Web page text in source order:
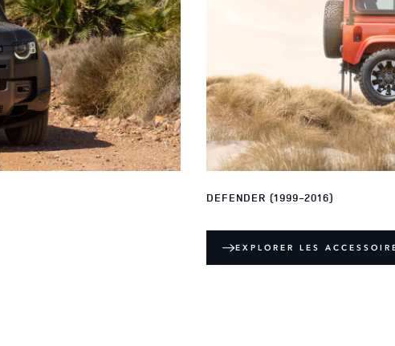
DEFENDER (1999-2016)
EXPLORER LES